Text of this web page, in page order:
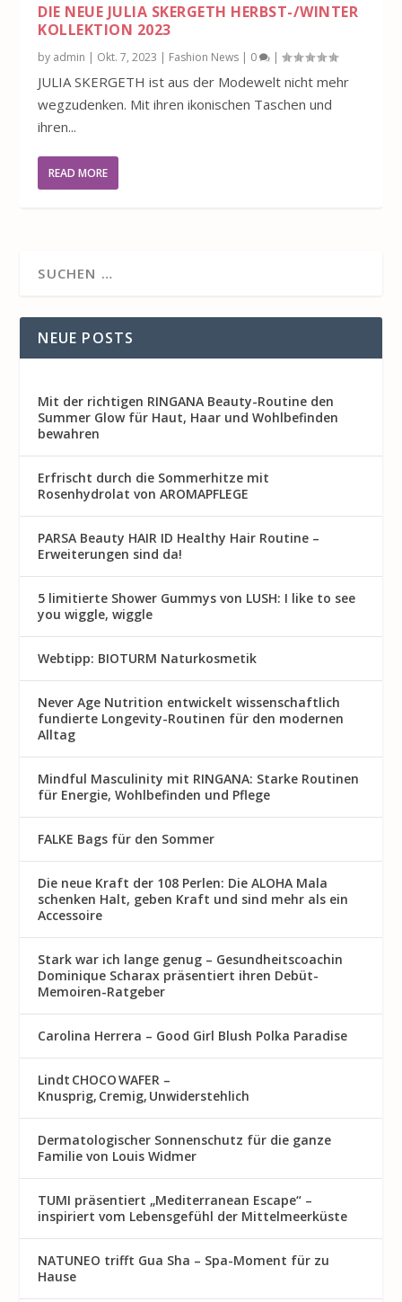
DIE NEUE JULIA SKERGETH HERBST-/WINTER
KOLLEKTION 2023
by admin | Okt. 7, 2023 | Fashion News | 0 |
JULIA SKERGETH ist aus der Modewelt nicht mehr
wegzudenken. Mit ihren ikonischen Taschen und
ihren...
READ MORE
NEUE POSTS
Mit der richtigen RINGANA Beauty-Routine den
Summer Glow für Haut, Haar und Wohlbefinden
bewahren
Erfrischt durch die Sommerhitze mit
Rosenhydrolat von AROMAPFLEGE
PARSA Beauty HAIR ID Healthy Hair Routine –
Erweiterungen sind da!
5 limitierte Shower Gummys von LUSH: I like to see
you wiggle, wiggle
Webtipp: BIOTURM Naturkosmetik
Never Age Nutrition entwickelt wissenschaftlich
fundierte Longevity-Routinen für den modernen
Alltag
Mindful Masculinity mit RINGANA: Starke Routinen
für Energie, Wohlbefinden und Pflege
FALKE Bags für den Sommer
Die neue Kraft der 108 Perlen: Die ALOHA Mala
schenken Halt, geben Kraft und sind mehr als ein
Accessoire
Stark war ich lange genug – Gesundheitscoachin
Dominique Scharax präsentiert ihren Debüt-
Memoiren-Ratgeber
Carolina Herrera – Good Girl Blush Polka Paradise
Lindt CHOCO WAFER –
Knusprig, Cremig, Unwiderstehlich
Dermatologischer Sonnenschutz für die ganze
Familie von Louis Widmer
TUMI präsentiert „Mediterranean Escape“ –
inspiriert vom Lebensgefühl der Mittelmeerküste
NATUNEO trifft Gua Sha – Spa-Moment für zu
Hause